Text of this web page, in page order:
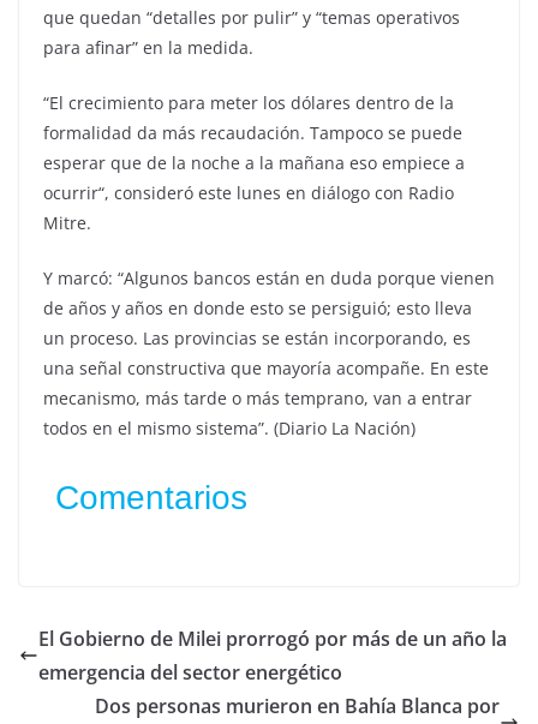
que quedan “detalles por pulir” y “temas operativos
para afinar” en la medida.
“El crecimiento para meter los dólares dentro de la
formalidad da más recaudación. Tampoco se puede
esperar que de la noche a la mañana eso empiece a
ocurrir“, consideró este lunes en diálogo con Radio
Mitre.
Y marcó: “Algunos bancos están en duda porque vienen
de años y años en donde esto se persiguió; esto lleva
un proceso. Las provincias se están incorporando, es
una señal constructiva que mayoría acompañe. En este
mecanismo, más tarde o más temprano, van a entrar
todos en el mismo sistema”. (Diario La Nación)
Comentarios
El Gobierno de Milei prorrogó por más de un año la
emergencia del sector energético
Dos personas murieron en Bahía Blanca por